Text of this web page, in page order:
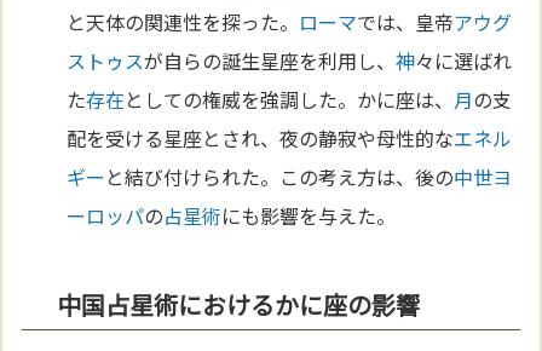
と天体の関連性を探った。 ローマでは、皇帝アウグ
ストゥスが自らの誕生星座を利用し、神々に選ばれ
た存在としての権威を強調した。かに座は、 月の支
配を受ける星座とされ、夜の静寂や母性的なエネル
ギー と結び付けられた。この考え方は、後の中世ヨ
ーロッパの占星術にも影響を与えた。
中国占星術におけるかに座の影響